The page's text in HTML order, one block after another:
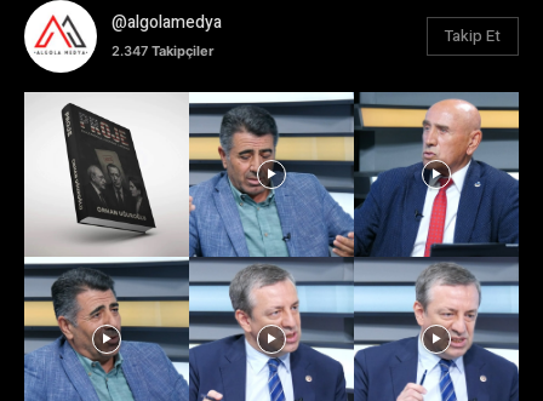
@algolamedya
2.347 Takipçiler
Takip Et